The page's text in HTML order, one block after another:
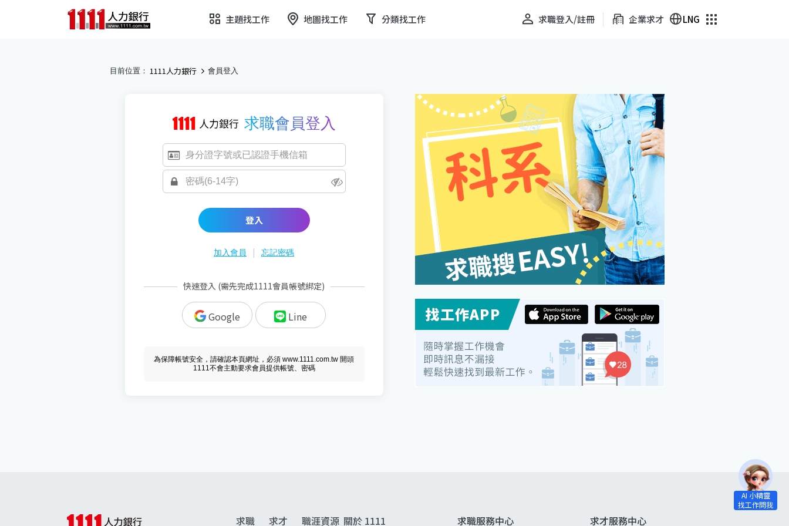
主題找工作 地圖找工作 分類找工作 求職登入/註冊 企業求才 LNG
目前位置： 1111人力銀行 會員登入
求職會員登入
登入
加入會員 | 忘記密碼
快速登入 (需先完成1111會員帳號綁定)
Google Line
為保障帳號安全，請確認本頁網址，必須 www.1111.com.tw 開頭
1111不會主動要求會員提供帳號、密碼
求職 求才 職涯資源 關於 1111 求職服務中心 求才服務中心